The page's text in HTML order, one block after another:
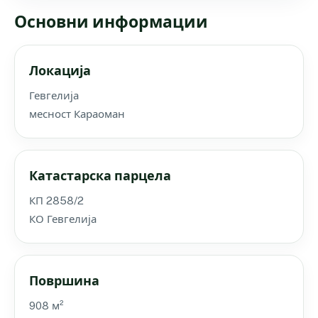
Основни информации
Локација
Гевгелија
месност Караоман
Катастарска парцела
КП 2858/2
КО Гевгелија
Површина
908 м²